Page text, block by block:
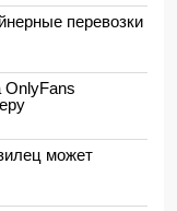
перевозки
OnlyFans
может